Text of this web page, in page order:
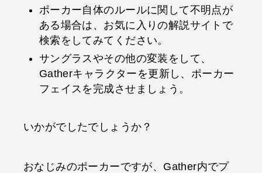
ポーカー自体のルールに関して不明点が
ある場合は、お気に入りの解説サイトで
検索をしてみてください。
サングラスやその他の変装をして、
Gatherキャラクターを更新し、ポーカー
フェイスを完成させましょう。
いかがでしたでしょうか？
おなじみのポーカーですが、Gather内でプ